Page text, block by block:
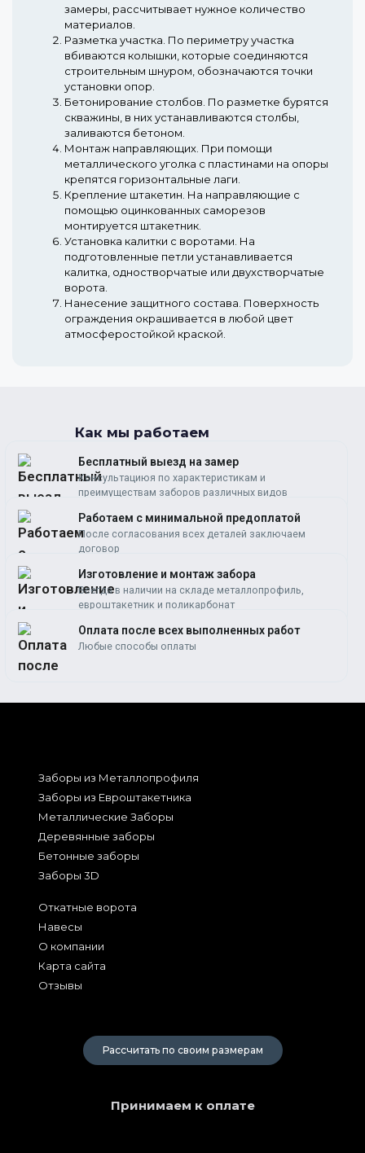
замеры, рассчитывает нужное количество
материалов.
Разметка участка. По периметру участка
вбиваются колышки, которые соединяются
строительным шнуром, обозначаются точки
установки опор.
Бетонирование столбов. По разметке бурятся
скважины, в них устанавливаются столбы,
заливаются бетоном.
Монтаж направляющих. При помощи
металлического уголка с пластинами на опоры
крепятся горизонтальные лаги.
Крепление штакетин. На направляющие с
помощью оцинкованных саморезов
монтируется штакетник.
Установка калитки с воротами. На
подготовленные петли устанавливается
калитка, одностворчатые или двухстворчатые
ворота.
Нанесение защитного состава. Поверхность
ограждения окрашивается в любой цвет
атмосферостойкой краской.
Как мы работаем
Бесплатный выезд на замер
Консультациюя по характеристикам и
преимуществам заборов различных видов
Работаем c минимальной предоплатой
После согласования всех деталей заключаем
договор
Изготовление и монтаж забора
Всегда в наличии на складе металлопрофиль,
евроштакетник и поликарбонат
Оплата после всех выполненных работ
Любые способы оплаты
Заборы из Металлопрофиля
Заборы из Евроштакетника
Металлические Заборы
Деревянные заборы
Бетонные заборы
Заборы 3D
Откатные ворота
Навесы
О компании
Карта сайта
Отзывы
Рассчитать по своим размерам
Принимаем к оплате